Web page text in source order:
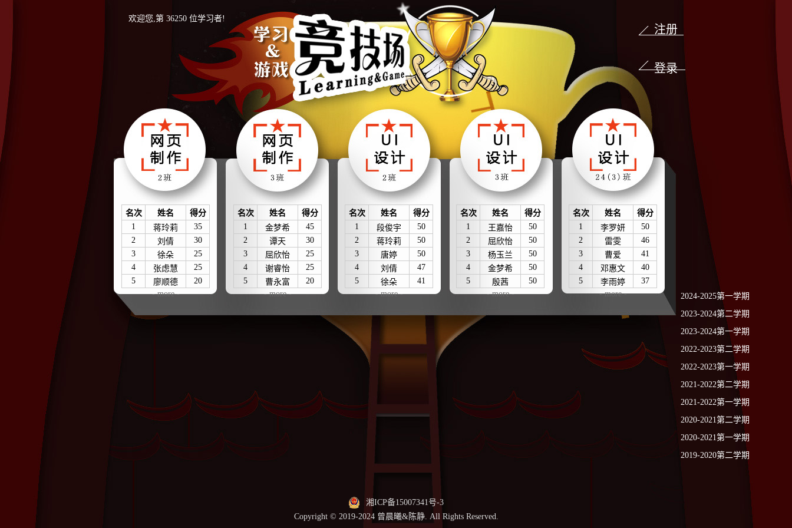
欢迎您,第 36250 位学习者!
注册
登录
名次 姓名
得分
1
蒋玲莉
35
2
刘倩
30
3
徐朵
25
4
张虑慧
25
5
廖顺德
20
- more -
名次 姓名
得分
1
金梦希
45
2
谭天
30
3
屈欣怡
25
4
谢睿怡
25
5
曹永富
20
- more -
名次 姓名
得分
1
段俊宇
50
2
蒋玲莉
50
3
唐婷
50
4
刘倩
47
5
徐朵
41
- more -
名次 姓名
得分
1
王嘉怡
50
2
屈欣怡
50
3
杨玉兰
50
4
金梦希
50
5
殷茜
50
- more -
名次 姓名
得分
1
李罗妍
50
2
雷雯
46
3
曹爱
41
4
邓惠文
40
5
李雨婷
37
- more -
2024-2025第一学期
2023-2024第二学期
2023-2024第一学期
2022-2023第二学期
2022-2023第一学期
2021-2022第二学期
2021-2022第一学期
2020-2021第二学期
2020-2021第一学期
2019-2020第二学期
湘ICP备15007341号-3
Copyright © 2019-2024 曾晨曦&陈静. All Rights Reserved.